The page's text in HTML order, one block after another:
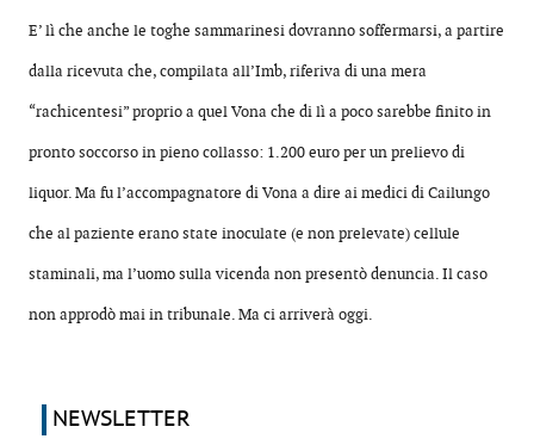
E’ lì che anche le toghe sammarinesi dovranno soffermarsi, a partire
dalla ricevuta che, compilata all’Imb, riferiva di una mera
“rachicentesi” proprio a quel Vona che di lì a poco sarebbe finito in
pronto soccorso in pieno collasso: 1.200 euro per un prelievo di
liquor. Ma fu l’accompagnatore di Vona a dire ai medici di Cailungo
che al paziente erano state inoculate (e non prelevate) cellule
staminali, ma l’uomo sulla vicenda non presentò denuncia. Il caso
non approdò mai in tribunale. Ma ci arriverà oggi.
NEWSLETTER